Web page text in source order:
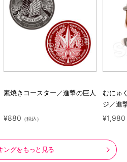
素焼きコースター／進撃の巨人
¥880 （税込）
むにゅ
ジ／進
ラクタ
¥1,980
ングをもっと見る